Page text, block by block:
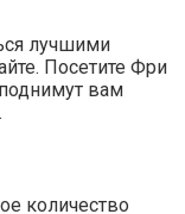
лучшими
Посетите Фри
вам
количество